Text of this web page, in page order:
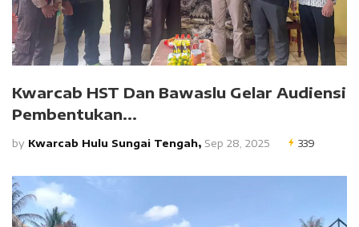
Kwarcab HST Dan Bawaslu Gelar Audiensi
Pembentukan...
by Kwarcab Hulu Sungai Tengah, Sep 28, 2025 339